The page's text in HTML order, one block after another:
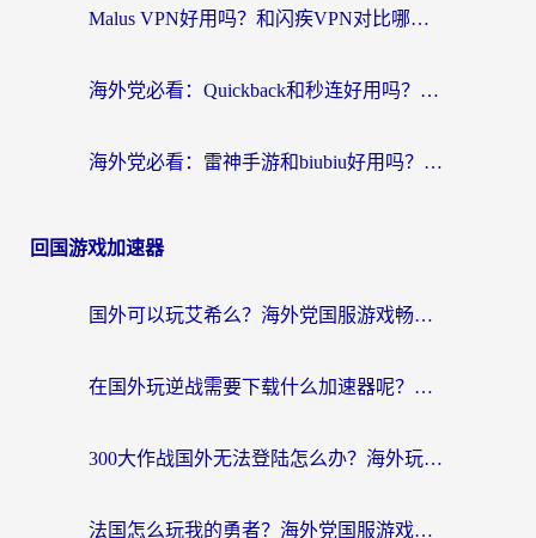
Malus VPN好用吗？和闪疾VPN对比哪个回国效果更好？海外华人的实用避坑指南
海外党必看：Quickback和秒连好用吗？3步选对回国加速器，无缝刷国内资源
海外党必看：雷神手游和biubiu好用吗？3招选对回国加速器无缝刷国内资源
回国游戏加速器
国外可以玩艾希么？海外党国服游戏畅玩终极指南（附加速器选择秘籍）
在国外玩逆战需要下载什么加速器呢？海外党亲测有效的国服游戏加速指南
300大作战国外无法登陆怎么办？海外玩家亲测有效的解决指南
法国怎么玩我的勇者？海外党国服游戏不卡攻略，附3款热门游戏加速实测